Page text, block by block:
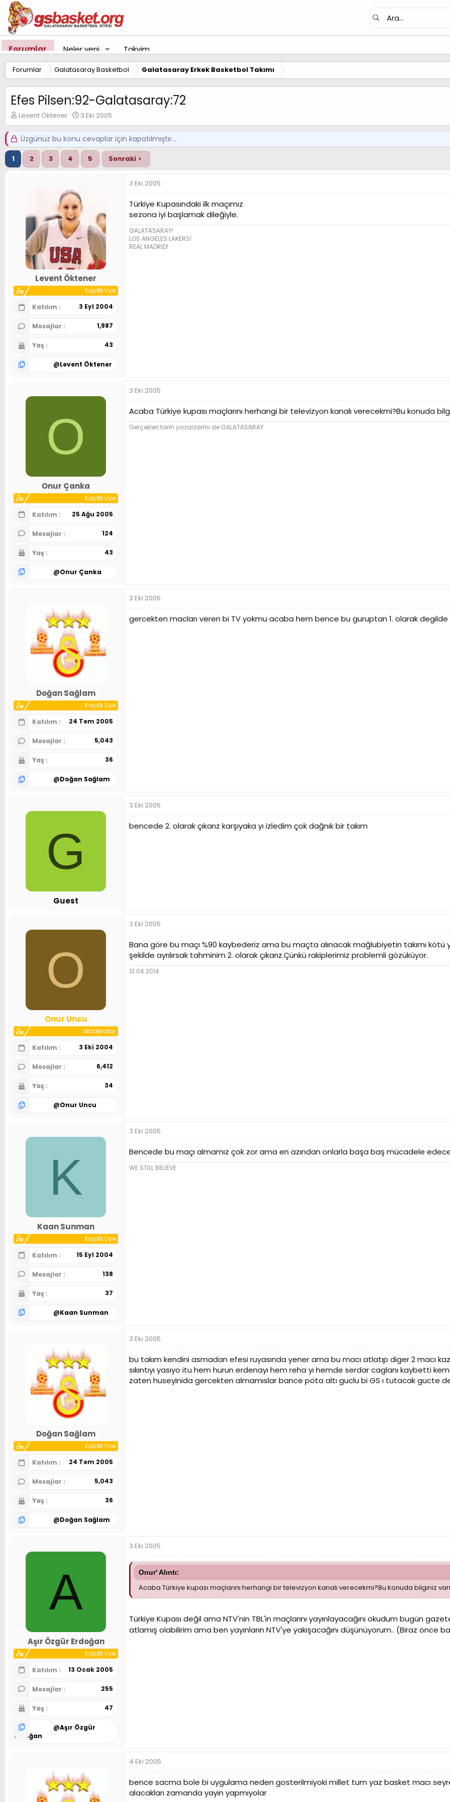
Forumlar Neler yeni Takvim
Forumlar Galatasaray Basketbol Galatasaray Erkek Basketbol Takımı
Efes Pilsen:92-Galatasaray:72
K
o
n
u
y
B
Levent Öktener
B
a
ş
a
g
t
a
r
i
i
3 Eki 2005
Üzgünüz bu konu cevaplar için kapatılmıştır...
1 2 3 4 5 Sonraki
Levent Öktener
Kayıtlı Üye
Katılım
3 Eyl 2004
Mesajlar 1,987
Yaş 43
@Levent Öktener
3 Eki 2005
Türkiye Kupasındaki ilk maçımız
sezona iyi başlamak dileğiyle.
GALATASARAY!
LOS ANGELES LAKERS!
REAL MADRID!
O
Onur Çanka
Kayıtlı Üye
Katılım
25 Ağu 2005
Mesajlar 124
Yaş 43
@Onur Çanka
3 Eki 2005
Acaba Türkiye kupası maçlarını herhangi bir televizyon kanalı verecekmi?Bu konuda
Gerçekleri tarih yazar,tarihi de GALATASARAY
Doğan Sağlam
Kayıtlı Üye
Katılım
24 Tem 2005
Mesajlar 5,043
Yaş 36
@Doğan Sağlam
3 Eki 2005
gercekten macları veren bi TV yokmu acaba hem bence bu guruptan 1. olarak degilde
G
Guest
3 Eki 2005
bencede 2. olarak çıkarız karşıyaka yı izledim çok dağnık bir takım
O
Onur Uncu
Moderator
Katılım
3 Eki 2004
Mesajlar 6,412
Yaş 34
@Onur Uncu
3 Eki 2005
Bana göre bu maçı %90 kaybederiz ama bu maçta alınacak mağlubiyetin takımı
şekilde ayrılırsak tahminim 2. olarak çıkarız.Çünkü rakiplerimiz problemli gözüküyor.
13.04.2014
K
Kaan Sunman
Kayıtlı Üye
Katılım
15 Eyl 2004
Mesajlar 138
Yaş 37
@Kaan Sunman
3 Eki 2005
Bencede bu maçı almamız çok zor ama en azından onlarla başa baş mücadele
WE STILL BELIEVE
Doğan Sağlam
Kayıtlı Üye
Katılım
24 Tem 2005
Mesajlar 5,043
Yaş 36
@Doğan Sağlam
3 Eki 2005
bu takım kendini asmadan efesi ruyasında yener ama bu macı atlatıp diger 2 macı
sıkıntıyı yasıyo itu hem hurun erdenayı hem reha yı hemde serdar caglanı kaybetti
zaten huseyinida gercekten almamıslar bance pota altı guclu bi GS ı tutacak gucte
A
Aşır Özgür Erdoğan
Kayıtlı Üye
Katılım
13 Ocak 2005
Mesajlar 255
Yaş 47
@Aşır Özgür
Erdoğan
3 Eki 2005
Onur' Alıntı:
Acaba Türkiye kupası maçlarını herhangi bir televizyon kanalı verecekmi?Bu konuda bilginiz
Türkiye Kupası değil ama NTV'nin TBL'in maçlarını yayınlayacağını okudum bugün
atlamış olabilirim ama ben yayınların NTV'ye yakışacağını düşünüyorum.. (Biraz önce
4 Eki 2005
bence sacma bole bi uygulama neden gosterilmiyoki millet tum yaz basket macı
alacakları zamanda yayın yapmıyolar